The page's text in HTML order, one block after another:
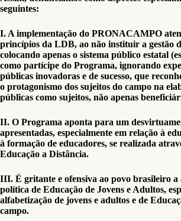
seguintes:
I. A implementação do PRONACAMPO
princípios da LDB, ao não instituir a gestão
colocando apenas o sistema público estatal
como partícipe do Programa, ignorando
públicas inovadoras e de sucesso, que
o protagonismo dos sujeitos do campo na
públicas como sujeitos, não apenas
II. O Programa aponta para um
apresentadas, especialmente em relação à
à formação de educadores, se realizada
Educação a Distância.
III. É gritante e ofensiva ao povo brasileiro a
política de Educação de Jovens e Adultos,
alfabetização de jovens e adultos e de
campo.